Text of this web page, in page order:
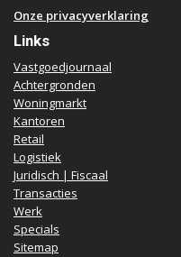
Onze privacyverklaring
Links
Vastgoedjournaal
Achtergronden
Woningmarkt
Kantoren
Retail
Logistiek
Juridisch | Fiscaal
Transacties
Werk
Specials
Sitemap